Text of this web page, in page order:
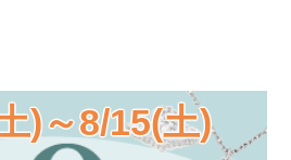
)～8/15(土)